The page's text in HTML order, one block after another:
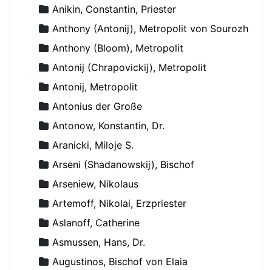
Anikin, Constantin, Priester
Anthony (Antonij), Metropolit von Sourozh
Anthony (Bloom), Metropolit
Antonij (Chrapovickij), Metropolit
Antonij, Metropolit
Antonius der Große
Antonow, Konstantin, Dr.
Aranicki, Miloje S.
Arseni (Shadanowskij), Bischof
Arseniew, Nikolaus
Artemoff, Nikolai, Erzpriester
Aslanoff, Catherine
Asmussen, Hans, Dr.
Augustinos, Bischof von Elaia